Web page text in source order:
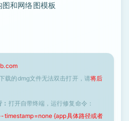
和网络图模板
载的dmg文件无法双击打开，请将后
打开自带终端，运行修复命令：
{app具体路径或者